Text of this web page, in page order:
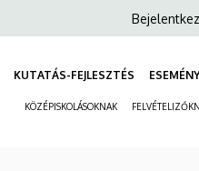
Anonim
fiók
menüje
KUTATÁS-FEJLESZTÉS
KÖZÉPISKOLÁSOKNAK